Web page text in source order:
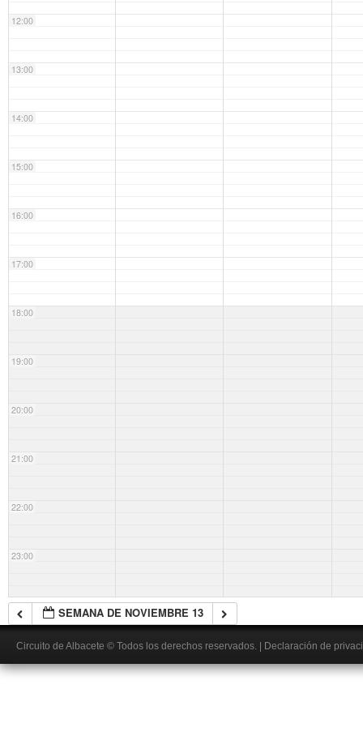
12:00
13:00
14:00
15:00
16:00
17:00
18:00
19:00
20:00
21:00
22:00
23:00
SEMANA DE NOVIEMBRE 13
Circuito de Albacete © Todos los derechos reservados. Declaración de